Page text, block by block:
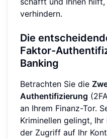
verhindern.
Die
Faktor-
Banking
Betrachten Sie die
Authentifizierung
an Ihrem Finanz-Tor.
Kriminellen gelingt,
der Zugriff auf Ihr